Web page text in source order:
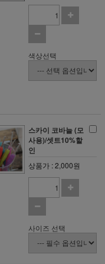
색상선택
스카이 코바늘 (모
사용)/셋트10%할
인
상품가 : 2,000원
사이즈 선택